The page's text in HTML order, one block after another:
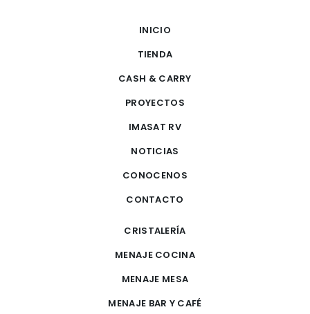
INICIO
TIENDA
CASH & CARRY
PROYECTOS
IMASAT RV
NOTICIAS
CONOCENOS
CONTACTO
CRISTALERÍA
MENAJE COCINA
MENAJE MESA
MENAJE BAR Y CAFÉ